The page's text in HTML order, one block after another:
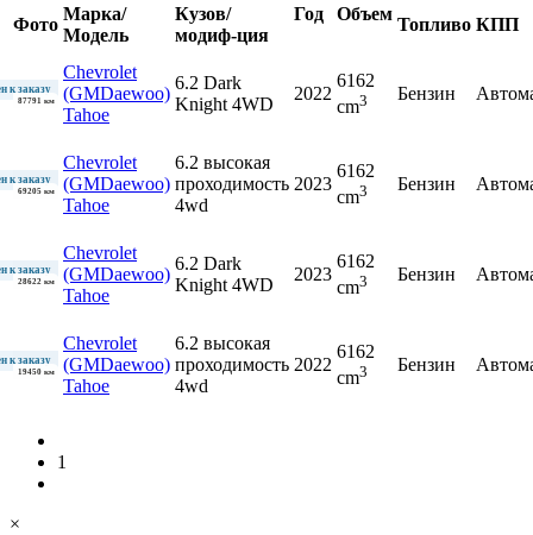
Фото
Марка/
Модель
Кузов/
модиф-ция
Год Объем
Топливо КПП
к заказу
87791 км
Chevrolet
(GMDaewoo)
Tahoe
6.2 Dark
Knight 4WD
2022
6162
cm3 Бензин
к заказу
69205 км
Chevrolet
(GMDaewoo)
Tahoe
6.2 высокая
проходимость
4wd
2023
6162
cm3 Бензин
к заказу
28622 км
Chevrolet
(GMDaewoo)
Tahoe
6.2 Dark
Knight 4WD
2023
6162
cm3 Бензин
к заказу
19450 км
Chevrolet
(GMDaewoo)
Tahoe
6.2 высокая
проходимость
4wd
2022
6162
cm3 Бензин
1
×